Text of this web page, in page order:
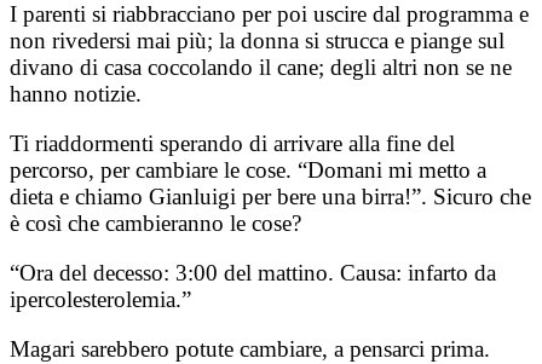
I parenti si riabbracciano per poi uscire dal programma e
non rivedersi mai più; la donna si strucca e piange sul
divano di casa coccolando il cane; degli altri non se ne
hanno notizie.
Ti riaddormenti sperando di arrivare alla fine del
percorso, per cambiare le cose. “Domani mi metto a
dieta e chiamo Gianluigi per bere una birra!”. Sicuro che
è così che cambieranno le cose?
“Ora del decesso: 3:00 del mattino. Causa: infarto da
ipercolesterolemia.”
Magari sarebbero potute cambiare, a pensarci prima.